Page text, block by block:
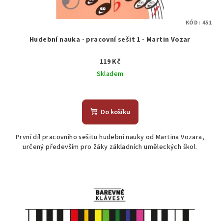
Hudební nauka - pracovní sešit 1 - Martin Vozar
119 Kč
Skladem
Do košíku
První díl pracovního sešitu hudební nauky od Martina Vozara,
určený především pro žáky základních uměleckých škol.
KÓD: 451